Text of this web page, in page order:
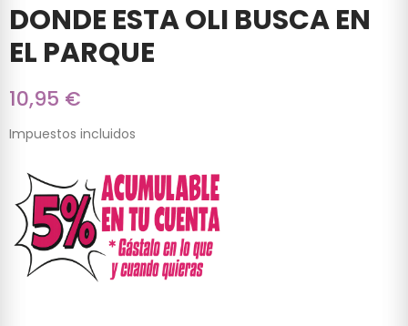
DONDE ESTA OLI BUSCA EN
EL PARQUE
10,95 €
Impuestos incluidos